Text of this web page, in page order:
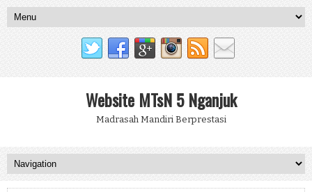
Website MTsN 5 Nganjuk
Madrasah Mandiri Berprestasi